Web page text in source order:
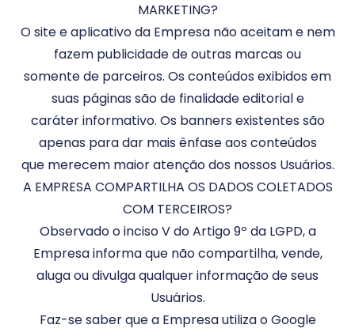
MARKETING?
O site e aplicativo da Empresa não aceitam e nem
fazem publicidade de outras marcas ou
somente de parceiros. Os conteúdos exibidos em
suas páginas são de finalidade editorial e
caráter informativo. Os banners existentes são
apenas para dar mais ênfase aos conteúdos
que merecem maior atenção dos nossos Usuários.
A EMPRESA COMPARTILHA OS DADOS COLETADOS
COM TERCEIROS?
Observado o inciso V do Artigo 9º da LGPD, a
Empresa informa que não compartilha, vende,
aluga ou divulga qualquer informação de seus
Usuários.
Faz-se saber que a Empresa utiliza o Google